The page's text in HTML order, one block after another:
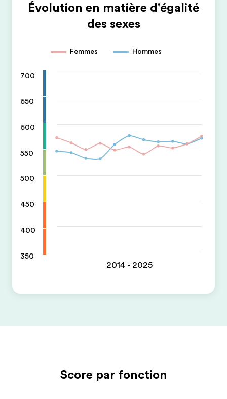
Évolution en matière d'égalité
des sexes
Femmes Hommes
700
650
600
550
500
450
400
350
2014 - 2025
Score par fonction